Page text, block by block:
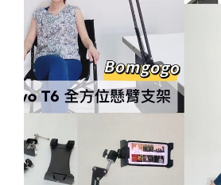
陽
光
自
信
MIT
機
能
動
服
飾
美
體
褲
S~3XL
蜂
巢
式
進
輕
壓